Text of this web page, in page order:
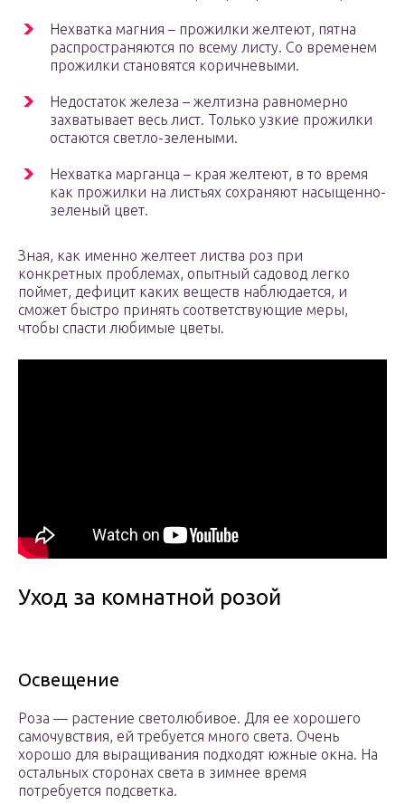
Нехватка магния – прожилки желтеют, пятна
распространяются по всему листу. Со временем
прожилки становятся коричневыми.
Недостаток железа – желтизна равномерно
захватывает весь лист. Только узкие прожилки
остаются светло-зелеными.
Нехватка марганца – края желтеют, в то время
как прожилки на листьях сохраняют насыщенно-
зеленый цвет.
Зная, как именно желтеет листва роз при
конкретных проблемах, опытный садовод легко
поймет, дефицит каких веществ наблюдается, и
сможет быстро принять соответствующие меры,
чтобы спасти любимые цветы.
Уход за комнатной розой
Освещение
Роза — растение светолюбивое. Для ее хорошего
самочувствия, ей требуется много света. Очень
хорошо для выращивания подходят южные окна. На
остальных сторонах света в зимнее время
потребуется подсветка.